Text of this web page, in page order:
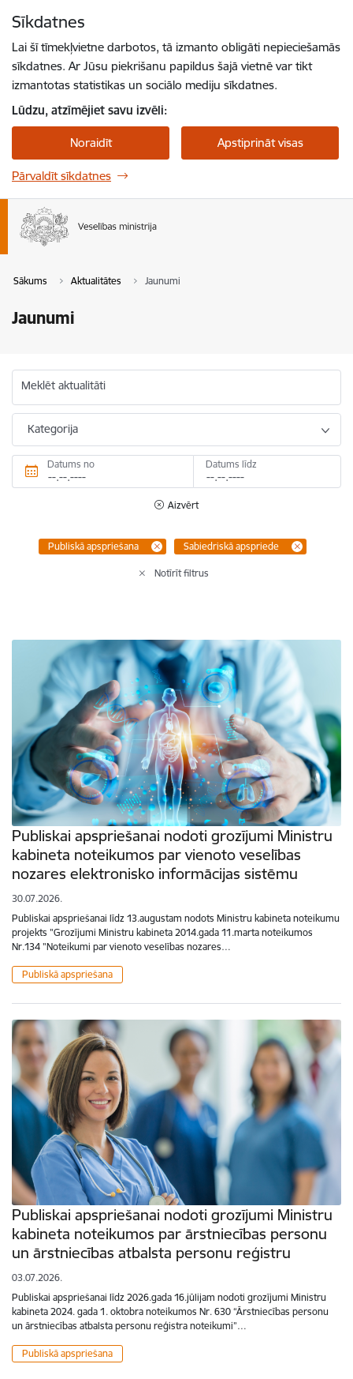
Sīkdatnes
Lai šī tīmekļvietne darbotos, tā izmanto obligāti nepieciešamās
sīkdatnes. Ar Jūsu piekrišanu papildus šajā vietnē var tikt
izmantotas statistikas un sociālo mediju sīkdatnes.
Lūdzu, atzīmējiet savu izvēli:
Noraidīt Apstiprināt visas
Pārvaldīt sīkdatnes
Sākums Aktualitātes Jaunumi
Jaunumi
Meklēt aktualitāti
Kategorija
Datums no Datums līdz
Aizvērt
Publiskā apspriešana Sabiedriskā apspriede
Notīrīt filtrus
Publiskai apspriešanai nodoti grozījumi Ministru
kabineta noteikumos par vienoto veselības
nozares elektronisko informācijas sistēmu
30.07.2026.
Publiskai apspriešanai līdz 13.augustam nodots Ministru kabineta noteikumu
projekts "Grozījumi Ministru kabineta 2014.gada 11.marta noteikumos
Nr.134 "Noteikumi par vienoto veselības nozares…
Publiskā apspriešana
Publiskai apspriešanai nodoti grozījumi Ministru
kabineta noteikumos par ārstniecības personu
un ārstniecības atbalsta personu reģistru
03.07.2026.
Publiskai apspriešanai līdz 2026.gada 16.jūlijam nodoti grozījumi Ministru
kabineta 2024. gada 1. oktobra noteikumos Nr. 630 “Ārstniecības personu
un ārstniecības atbalsta personu reģistra noteikumi”…
Publiskā apspriešana